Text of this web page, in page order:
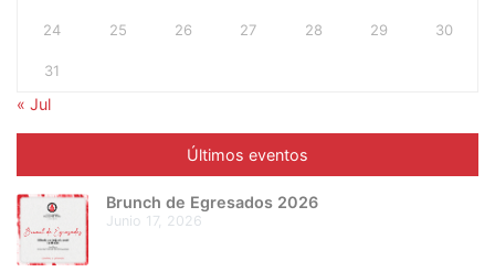
24 25 26 27 28 29 30
31
« Jul
Últimos eventos
Brunch de Egresados 2026
junio 17, 2026